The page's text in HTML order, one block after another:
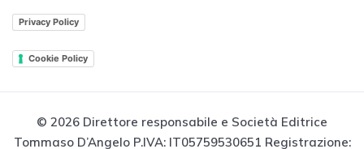
Privacy Policy
Cookie Policy
© 2026 Direttore responsabile e Società Editrice
Tommaso D’Angelo P.IVA: IT05759530651 Registrazione: